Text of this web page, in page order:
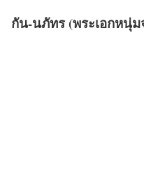
กัน-นภัทร (พระเอกหนุ่